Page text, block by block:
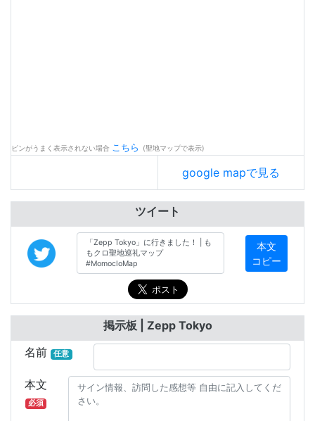
ピンがうまく表示されない場合 こちら (聖地マップで表示)
google mapで見る
ツイート
本文
コピー
掲示板 | Zepp Tokyo
名前
任意
本文
必須